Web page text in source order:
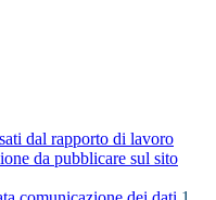
dal rapporto di lavoro
da pubblicare sul sito